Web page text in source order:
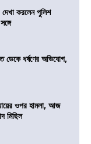
দেখা করলেন পুলিশ
ডেকে ধর্ষণের অভিযোগ,
ওপর হামলা, আজ
মিছিল